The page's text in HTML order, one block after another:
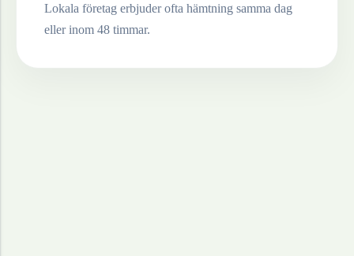
Lokala företag erbjuder ofta hämtning samma dag
eller inom 48 timmar.